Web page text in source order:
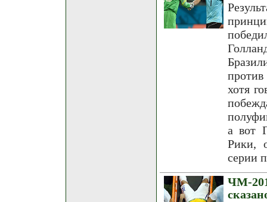
хотя
а вот
Рики,
серии
ЧМ-